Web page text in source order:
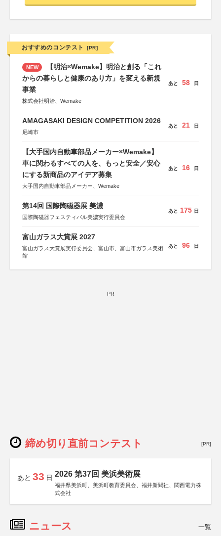
おすすめのコンテスト [PR]
NEW
【明治×Wemake】明治と創る「これ
からの暮らしと健康のあり方」を変える新規
事業
株式会社明治、Wemake
あと 58 日
AMAGASAKI DESIGN COMPETITION 2026
尼崎市
あと 21 日
【大手国内自動車部品メーカー×Wemake】
車に関わるすべての人を、もっと安全／安心
にする新商品のアイデア募集
大手国内自動車部品メーカー、Wemake
あと 16 日
第14回 国際陶磁器展 美濃
国際陶磁器フェスティバル美濃実行委員会
あと 175 日
富山ガラス大賞展 2027
富山ガラス大賞展実行委員会、富山市、富山市ガラス美術
館
あと 96 日
PR
締め切り直前コンテスト [PR]
あと 33 日 2026 第37回 美浜美術展
福井県美浜町、美浜町教育委員会、福井新聞社、関西電力株
式会社
ニュース 一覧